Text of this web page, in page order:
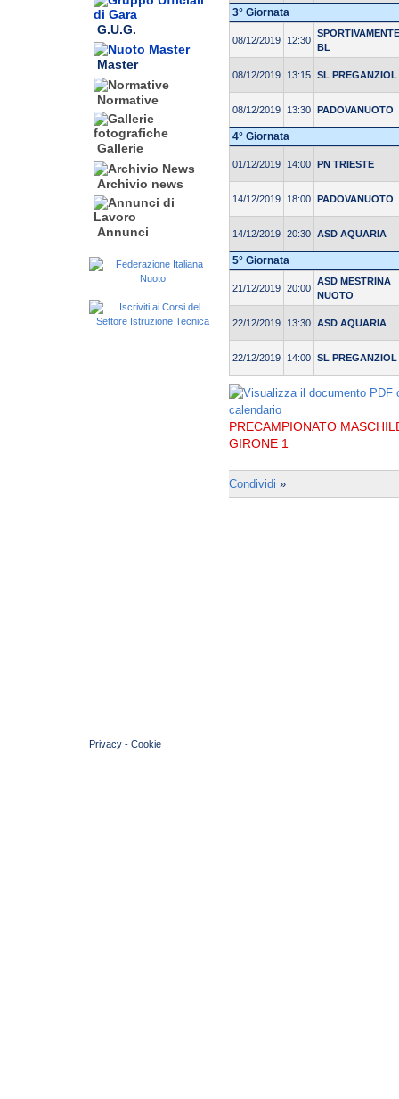
G.U.G.
Master
Normative
Gallerie
Archivio news
Annunci
3° Giornata
08/12/2019 12:30
SPORTIVAMENTE
BL
08/12/2019 13:15 SL PREGANZIOL
08/12/2019 13:30 PADOVANUOTO
4° Giornata
01/12/2019 14:00 PN TRIESTE
14/12/2019 18:00 PADOVANUOTO
14/12/2019 20:30 ASD AQUARIA
5° Giornata
21/12/2019 20:00
ASD MESTRINA
NUOTO
22/12/2019 13:30 ASD AQUARIA
22/12/2019 14:00 SL PREGANZIOL
PRECAMPIONATO
GIRONE 1
Condividi »
Privacy - Cookie